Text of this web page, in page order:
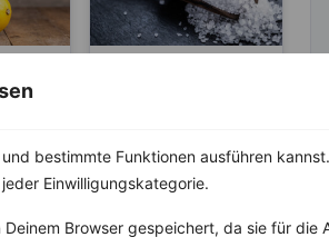
bestimmte Funktionen ausführen
Einwilligungskategorie.
Browser gespeichert, da sie für die
hat
Abnehmbremse
Salz ist ein
und aus unserer Küche